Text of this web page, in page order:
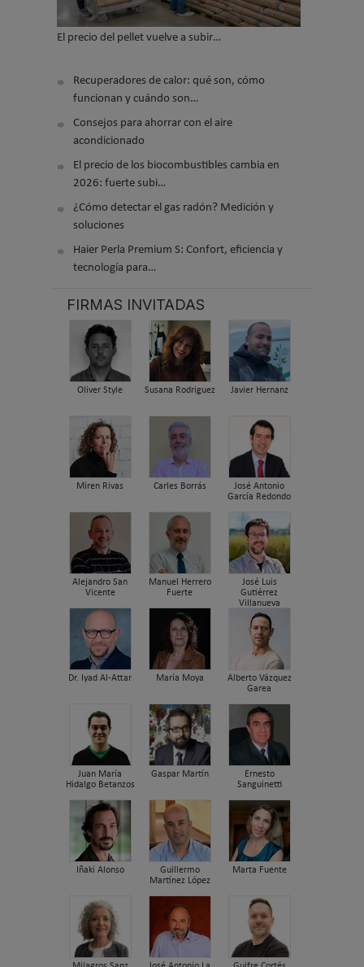
El precio del pellet vuelve a subir…
Recuperadores de calor: qué son, cómo
funcionan y cuándo son…
Consejos para ahorrar con el aire
acondicionado
El precio de los biocombustibles cambia en
2026: fuerte subi…
¿Cómo detectar el gas radón? Medición y
soluciones
Haier Perla Premium S: Confort, eficiencia y
tecnología para…
FIRMAS INVITADAS
Oliver Style Susana Rodriguez Javier Hernanz
Miren Rivas Carles Borrás
José Antonio
García Redondo
Alejandro San
Vicente
Manuel Herrero
Fuerte
José Luis
Gutiérrez
Villanueva
Dr. Iyad Al-Attar María Moya
Alberto Vázquez
Garea
Juan María
Hidalgo Betanzos
Gaspar Martín
Ernesto
Sanguinetti
Iñaki Alonso
Guillermo
Martínez López
Marta Fuente